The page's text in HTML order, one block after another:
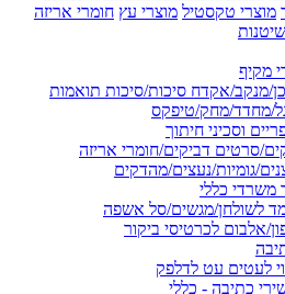
מוצרי טקסטיל מוצרי עץ חומרי אריזה
מקיף
מנקב/אקדח סיכות/סיכות תואמות
מחדד/מחק/טיפקס
וסכיני חיתוך
סרטים דביקים/חומרי אריזה
גומיות/נעצים/מהדקים
משרדי כללי
לשולחן/מגשים/סל אשפה
אלבום לכרטיסי ביקור
לעטים עט לדלפק
כתיבה - כללי